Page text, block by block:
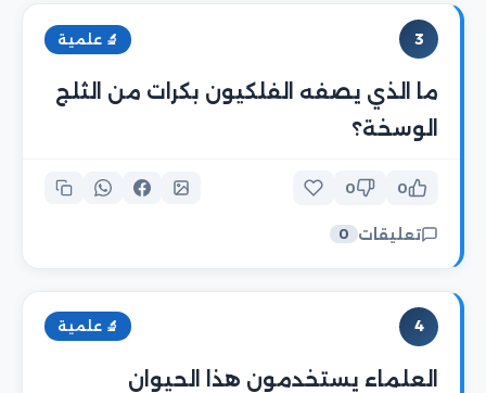
3 🔬 علمية
ما الذي يصفه الفلكيون بكرات من الثلج
الوسخة؟
0
0
تعليقات 0
4 🔬 علمية
العلماء يستخدمون هذا الحيوان